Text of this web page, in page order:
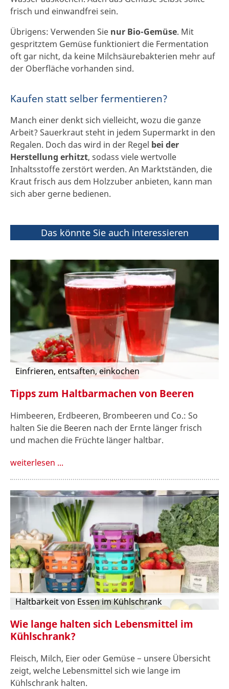
frisch und einwandfrei sein.
Übrigens: Verwenden Sie nur Bio-Gemüse. Mit
gespritztem Gemüse funktioniert die Fermentation
oft gar nicht, da keine Milchsäurebakterien mehr auf
der Oberfläche vorhanden sind.
Kaufen statt selber fermentieren?
Manch einer denkt sich vielleicht, wozu die ganze
Arbeit? Sauerkraut steht in jedem Supermarkt in den
Regalen. Doch das wird in der Regel bei der
Herstellung erhitzt, sodass viele wertvolle
Inhaltsstoffe zerstört werden. An Marktständen, die
Kraut frisch aus dem Holzzuber anbieten, kann man
sich aber gerne bedienen.
Das könnte Sie auch interessieren
Einfrieren, entsaften, einkochen
Tipps zum Haltbarmachen von Beeren
Himbeeren, Erdbeeren, Brombeeren und Co.: So
halten Sie die Beeren nach der Ernte länger frisch
und machen die Früchte länger haltbar.
weiterlesen ...
Haltbarkeit von Essen im Kühlschrank
Wie lange halten sich Lebensmittel im
Kühlschrank?
Fleisch, Milch, Eier oder Gemüse − unsere Übersicht
zeigt, welche Lebensmittel sich wie lange im
Kühlschrank halten.